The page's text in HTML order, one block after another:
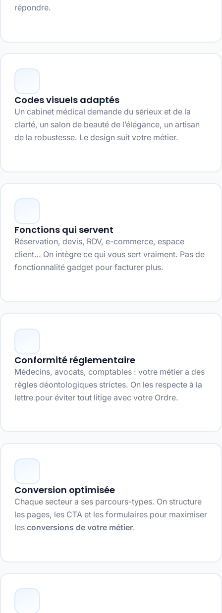
répondre.
Codes visuels adaptés
Un cabinet médical demande du sérieux et de la
clarté, un salon de beauté de l’élégance, un artisan
de la robustesse. Le design suit votre métier.
Fonctions qui servent
Réservation, devis, RDV, e-commerce, espace
client… On intègre ce qui vous sert vraiment. Pas de
fonctionnalité gadget pour facturer plus.
Conformité réglementaire
Médecins, avocats, comptables : votre métier a des
règles déontologiques strictes. On les respecte à la
lettre pour éviter tout litige avec votre Ordre.
Conversion optimisée
Chaque secteur a ses parcours-types. On structure
les pages, les CTA et les formulaires pour maximiser
lesconversions de votre métier.